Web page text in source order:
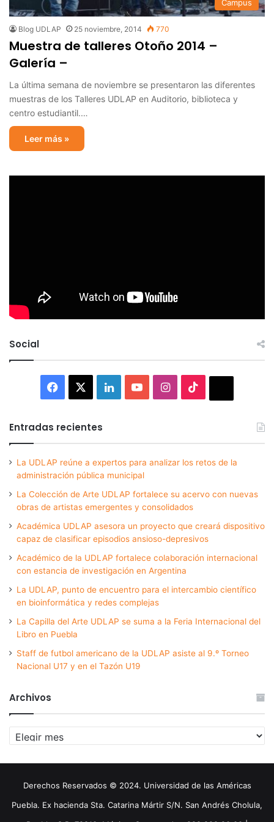
Campus
Blog UDLAP 25 noviembre, 2014 770
Muestra de talleres Otoño 2014 –
Galería –
La última semana de noviembre se presentaron las diferentes
muestras de los Talleres UDLAP en Auditorio, biblioteca y
centro estudiantil.…
Leer más »
Social
Facebook LinkedInYouTubeInstagram
Entradas recientes
La UDLAP reúne a expertos para analizar los retos de la
administración pública municipal
La Colección de Arte UDLAP fortalece su acervo con nuevas
obras de artistas emergentes y consolidados
Académica UDLAP asesora un proyecto que creará dispositivo
capaz de clasificar episodios ansioso-depresivos
Académico de la UDLAP fortalece colaboración internacional
con estancia de investigación en Argentina
La UDLAP, punto de encuentro para el intercambio científico
en bioinformática y redes complejas
La Capilla del Arte UDLAP se suma a la Feria Internacional del
Libro en Puebla
Staff de futbol americano de la UDLAP asiste al 9.º Torneo
Nacional U17 y en el Tazón U19
Archivos
Archivos
Derechos Reservados © 2024. Universidad de las Américas
Puebla. Ex hacienda Sta. Catarina Mártir S/N. San Andrés Cholula,